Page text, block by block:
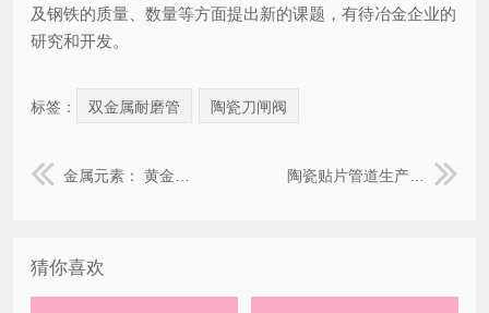
及钢铁的质量、数量等方面提出新的课题，有待冶金企业的
研究和开发。
标签： 双金属耐磨管 陶瓷刀闸阀
金属元素： 黄金的秘密故事 陶瓷贴片管道生产制作可驻场施工
猜你喜欢